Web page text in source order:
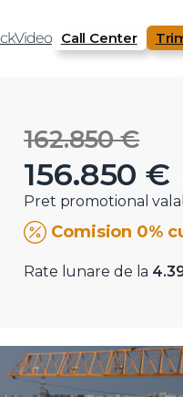
Video Call Center
162.850 €
156.850 €
Pret promotional
Comision 0%
Rate lunare de la